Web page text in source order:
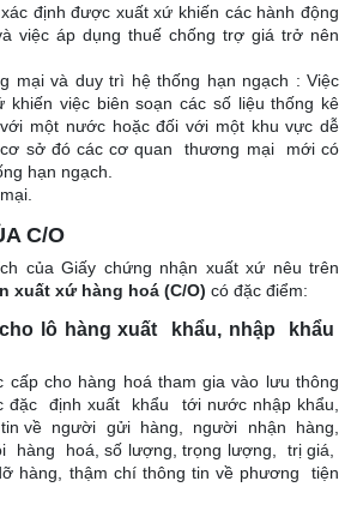
định được xuất xứ khiến các hành động
việc áp dụng thuế chống trợ giá trở nên
mại và duy trì hệ thống hạn ngạch : Việc
khiến việc biên soạn các số liệu thống kê
một nước hoặc đối với một khu vực dễ
sở đó các cơ quan thương mại mới có
hạn ngạch.
C/O
của Giấy chứng nhận xuất xứ nêu trên
xuất xứ hàng hoá (C/O) có đặc điểm:
lô hàng xuất khẩu, nhập khẩu
cho hàng hoá tham gia vào lưu thông
định xuất khẩu tới nước nhập khẩu,
về người gửi hàng, người nhận hàng,
hàng hoá, số lượng, trọng lượng, trị giá,
hàng, thậm chí thông tin về phương tiện